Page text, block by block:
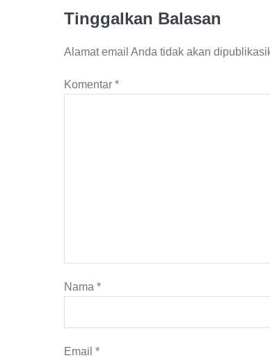
Tinggalkan Balasan
Alamat email Anda tidak akan
Komentar *
Nama *
Email *